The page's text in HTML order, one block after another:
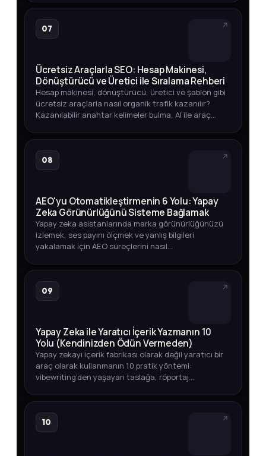
yollarını keşfedin.
07
Ücretsiz Araçlarla SEO: Hesap Makinesi,
Dönüştürücü ve Üretici ile Sıralama Rehberi
Hesap makinesi, dönüştürücü, üretici ve şablon gibi
ücretsiz araçlarla nasıl organik trafik kazanılır?
Kazanılabilir anahtar kelimeler bulma, AI ile araç
08
AEO'yu Otomatikleştirmenin 6 Yolu: Yapay
Zeka Görünürlüğünü Sisteme Bağlamak
Yapay zeka asistanlarında marka görünürlüğünüzü
izlemek, ses payını ölçmek ve yanlış bilgileri
yakalamak için AEO süreçlerini nasıl
09
Yapay Zeka ile Yaratıcı İçerik Yazmanın 10
Yolu (Kendinizden Ödün Vermeden)
Yapay zekayı içerik fabrikası olarak değil yaratıcı bir
araç olarak kullanmanın 10 pratik yöntemi:
vibewriting'den yaşayan taslağa, röportaj
10